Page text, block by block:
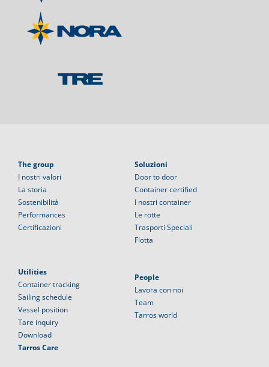
The group
I nostri valori
La storia
Sostenibilità
Performances
Certificazioni
Soluzioni
Door to door
Container certified
I nostri container
Le rotte
Trasporti Speciali
Flotta
Utilities
Container tracking
Sailing schedule
Vessel position
Tare inquiry
Download
Tarros Care
People
Lavora con noi
Team
Tarros world